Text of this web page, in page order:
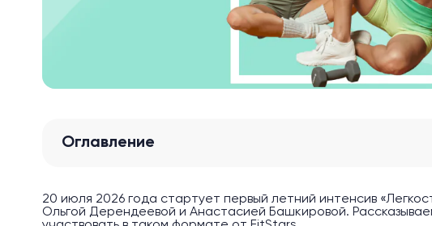
Оглавление
20 июля 2026 года стартует первый летний интенсив
Ольгой Дерендеевой и Анастасией Башкировой.